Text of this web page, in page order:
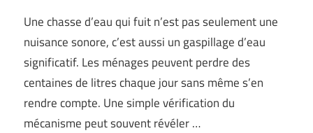
Une chasse d’eau qui fuit n’est pas seulement une
nuisance sonore, c’est aussi un gaspillage d’eau
significatif. Les ménages peuvent perdre des
centaines de litres chaque jour sans même s’en
rendre compte. Une simple vérification du
mécanisme peut souvent révéler …